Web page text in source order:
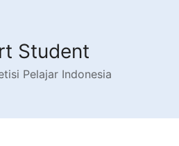
Student
Pelajar Indonesia